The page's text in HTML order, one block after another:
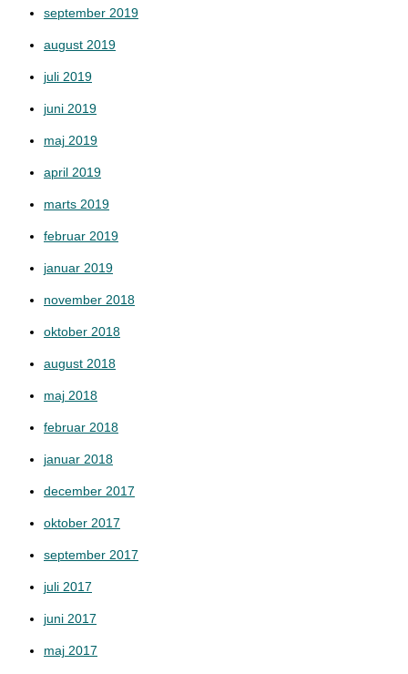
september 2019
august 2019
juli 2019
juni 2019
maj 2019
april 2019
marts 2019
februar 2019
januar 2019
november 2018
oktober 2018
august 2018
maj 2018
februar 2018
januar 2018
december 2017
oktober 2017
september 2017
juli 2017
juni 2017
maj 2017